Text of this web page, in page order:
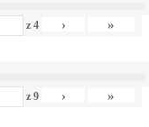
z4 › »
z9 › »